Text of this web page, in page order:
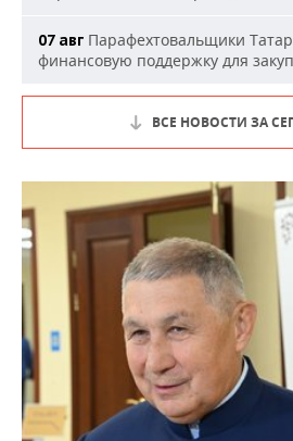
07 авг Парафехтовальщики
финансовую поддержку для
ВСЕ НОВОСТИ ЗА